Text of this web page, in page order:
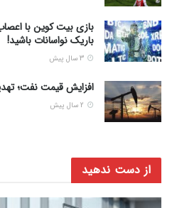
بازی بیت کوین با
باریک نواسانات باشید!
افزایش قیمت نفت؛
از دست ندهید